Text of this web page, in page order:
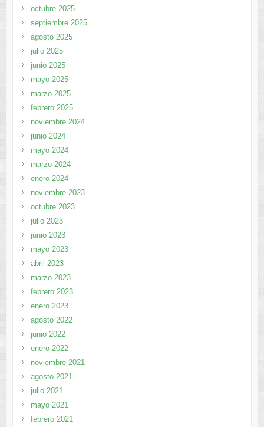
octubre 2025
septiembre 2025
agosto 2025
julio 2025
junio 2025
mayo 2025
marzo 2025
febrero 2025
noviembre 2024
junio 2024
mayo 2024
marzo 2024
enero 2024
noviembre 2023
octubre 2023
julio 2023
junio 2023
mayo 2023
abril 2023
marzo 2023
febrero 2023
enero 2023
agosto 2022
junio 2022
enero 2022
noviembre 2021
agosto 2021
julio 2021
mayo 2021
febrero 2021